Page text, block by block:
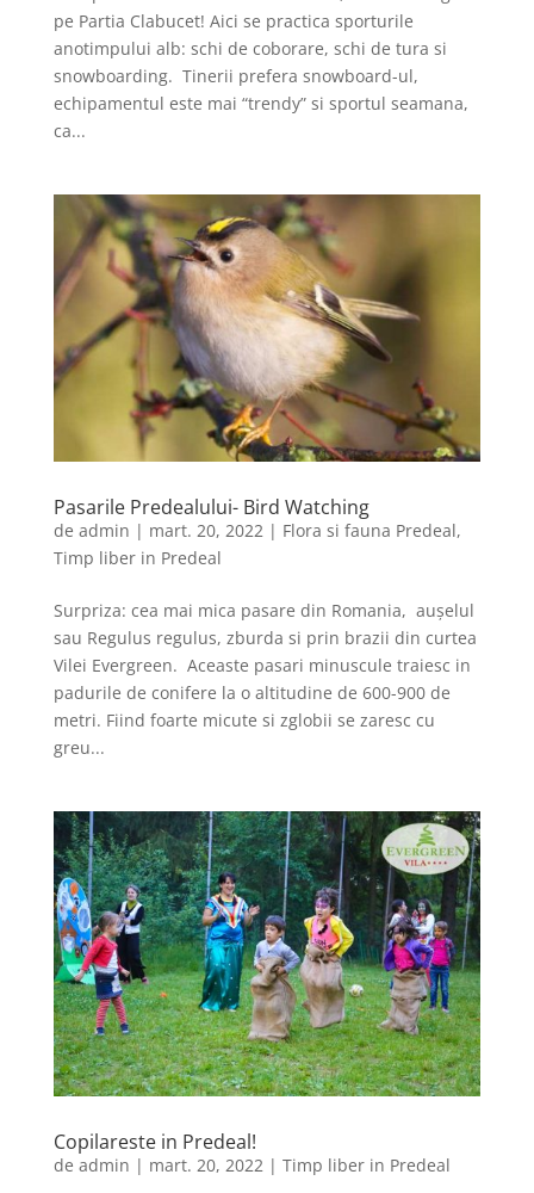
pe Partia Clabucet! Aici se practica sporturile
anotimpului alb: schi de coborare, schi de tura si
snowboarding. Tinerii prefera snowboard-ul,
echipamentul este mai “trendy” si sportul seamana,
ca...
Pasarile Predealului- Bird Watching
de admin | mart. 20, 2022| Flora si fauna Predeal,
Timp liber in Predeal
Surpriza: cea mai mica pasare din Romania, auşelul
sau Regulus regulus, zburda si prin brazii din curtea
Vilei Evergreen. Aceaste pasari minuscule traiesc in
padurile de conifere la o altitudine de 600-900 de
metri. Fiind foarte micute si zglobii se zaresc cu
greu...
Copilareste in Predeal!
de admin | mart. 20, 2022| Timp liber in Predeal